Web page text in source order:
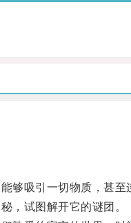
吸引一切物质，甚至
试图解开它的谜团。